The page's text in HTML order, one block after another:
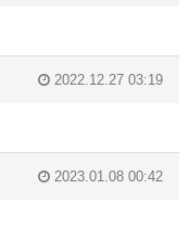
2022.12.27 03:19
2023.01.08 00:42